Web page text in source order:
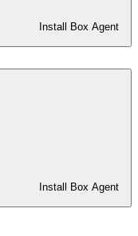
Install Box Agent
Install Box Agent